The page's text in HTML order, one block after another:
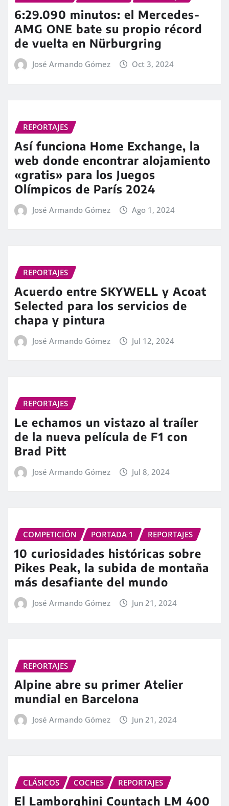
6:29.090 minutos: el Mercedes-
AMG ONE bate su propio récord
de vuelta en Nürburgring
José Armando Gómez Oct 3, 2024
REPORTAJES
Así funciona Home Exchange, la
web donde encontrar alojamiento
«gratis» para los Juegos
Olímpicos de París 2024
José Armando Gómez Ago 1, 2024
REPORTAJES
Acuerdo entre SKYWELL y Acoat
Selected para los servicios de
chapa y pintura
José Armando Gómez Jul 12, 2024
REPORTAJES
Le echamos un vistazo al traíler
de la nueva película de F1 con
Brad Pitt
José Armando Gómez Jul 8, 2024
COMPETICIÓN PORTADA 1 REPORTAJES
10 curiosidades históricas sobre
Pikes Peak, la subida de montaña
más desafiante del mundo
José Armando Gómez Jun 21, 2024
REPORTAJES
Alpine abre su primer Atelier
mundial en Barcelona
José Armando Gómez Jun 21, 2024
CLÁSICOS COCHES REPORTAJES
El Lamborghini Countach LM 400